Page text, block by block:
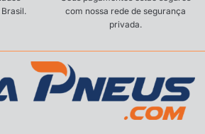
com nossa rede de segurança
privada.